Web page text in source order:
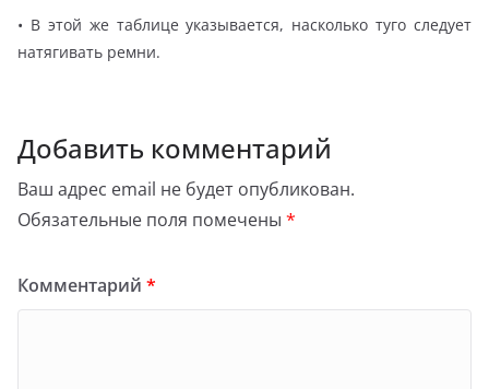
• В этой же таблице указывается, насколько туго следует
натягивать ремни.
Добавить комментарий
Ваш адрес email не будет опубликован.
Обязательные поля помечены *
Комментарий *